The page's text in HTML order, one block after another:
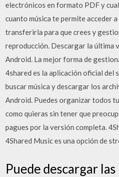
electrónicos en formato PDF y
cuanto música te permite acceder
transferirla para que crees y
reproducción. Descargar la última
Android. La mejor forma de
4shared es la aplicación oficial del
buscar música y descargar los
Android. Puedes organizar todos
como quieras sin tener que
pagues por la versión completa.
4Shared Music es una opción de
Puede descargar